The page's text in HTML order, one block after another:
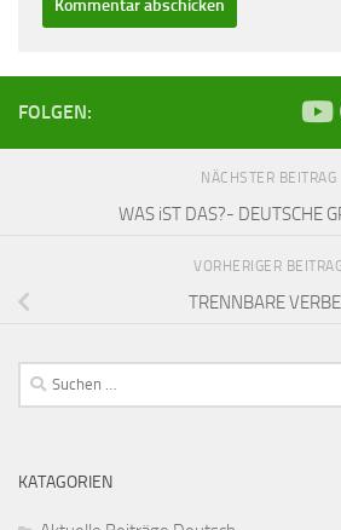
FOLGEN:
NÄCHSTER BEITRAG
WAS iST DAS?- DEUTSCHE
VORHERIGER
TRENNBARE
Suchen
nach:
KATAGORIEN